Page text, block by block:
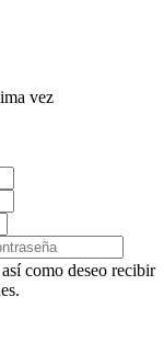
vez
como deseo recibir